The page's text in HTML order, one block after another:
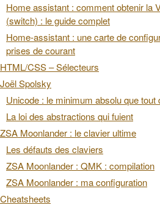
Home assistant : comment obtenir la
(switch) : le guide complet
Home-assistant : une carte de
prises de courant
HTML/CSS – Sélecteurs
Joël Spolsky
Unicode : le minimum absolu que
La loi des abstractions qui fuient
ZSA Moonlander : le clavier ultime
Les défauts des claviers
ZSA Moonlander : QMK : compilation
ZSA Moonlander : ma configuration
Cheatsheets